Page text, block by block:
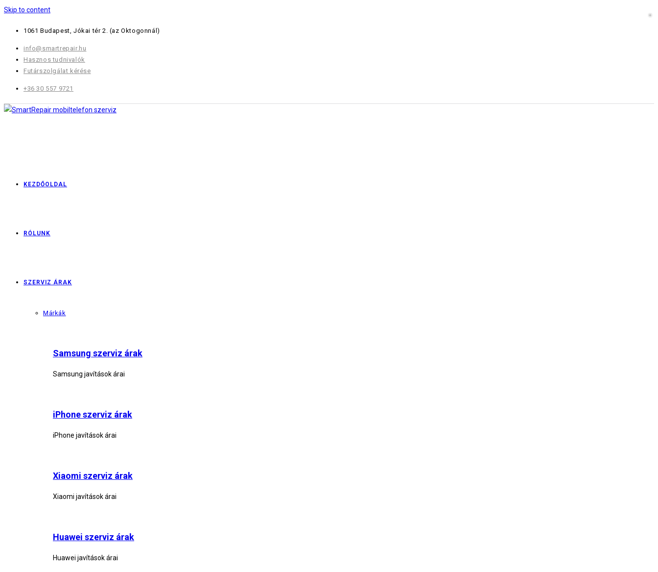
Skip to content
1061 Budapest, Jókai tér 2. (az Oktogonnál)
info@smartrepair.hu
Hasznos tudnivalók
Futárszolgálat kérése
+36 30 557 9721
KEZDŐOLDAL
RÓLUNK
SZERVIZ ÁRAK
Márkák
Samsung szerviz árak
Samsung javítások árai
iPhone szerviz árak
iPhone javítások árai
Xiaomi szerviz árak
Xiaomi javítások árai
Huawei szerviz árak
Huawei javítások árai